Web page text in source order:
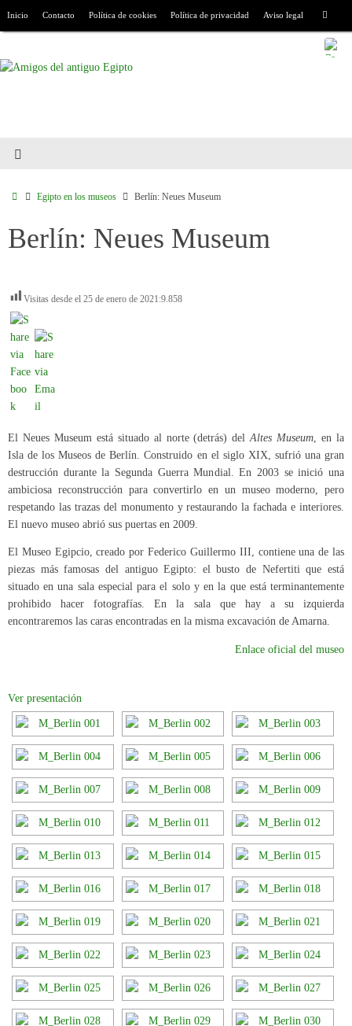
Inicio Contacto Política de cookies Política de privacidad Aviso legal
Egipto en los museos Berlín: Neues Museum
Berlín: Neues Museum
Visitas desde el 25 de enero de 2021:9.858
El Neues Museum está situado al norte (detrás) delAltes Museum , en la
Isla de los Museos de Berlín. Construido en el siglo XIX, sufrió una gran
destrucción durante la Segunda Guerra Mundial. En 2003 se inició una
ambiciosa reconstrucción para convertirlo en un museo moderno, pero
respetando las trazas del monumento y restaurando la fachada e interiores.
El nuevo museo abrió sus puertas en 2009.
El Museo Egipcio, creado por Federico Guillermo III, contiene una de las
piezas más famosas del antiguo Egipto: el busto de Nefertiti que está
situado en una sala especial para el solo y en la que está terminantemente
prohibido hacer fotografías. En la sala que hay a su izquierda
encontraremos las caras encontradas en la misma excavación de Amarna.
Enlace oficial del museo
Ver presentación